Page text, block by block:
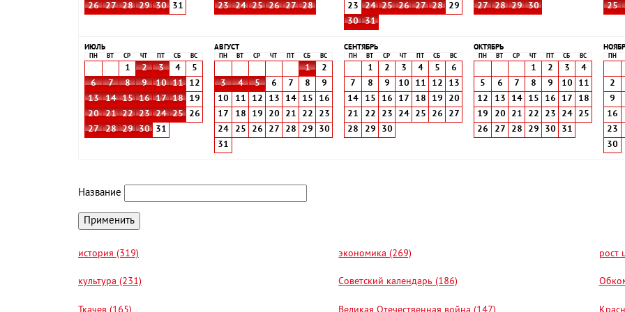
26
27 28 29 30 31
23
24 25 26 27 28
23
24 25 26 27 28
29
30
31
27
28 29 30
25
ИЮЛЬ
ПН ВТ СР ЧТ СБ ВС
1 2 3 4
5
6
7 8 9 10 11
12
13
14 15 16 17 18
19
20
21 22 23 24 25
26
27
28 29 30 31
АВГУСТ
ПН ВТ СР ЧТ СБ ВС
1
2
3
4 5 6 7 8
9
10
11 12 13 14 15
16
17
18 19 20 21 22
23
24
25 26 27 28 29
30
31
СЕНТЯБРЬ
ПН ВТ СР ЧТ СБ ВС
1 2 3 4 5
6
7
8 9 10 11 12
13
14
15 16 17 18 19
20
21
22 23 24 25 26
27
28
29 30
ОКТЯБРЬ
ПН ВТ СР ЧТ СБ ВС
1 2 3
4
5
6 7 8 9 10
11
12
13 14 15 16 17
18
19
20 21 22 23 24
25
26
27 28 29 30 31
ПН
2
9
16
23
30
Название
история (319) экономика (269) рост
культура (231) Советский календарь (186)
Ткачев (165) Великая Отечественная война (147)